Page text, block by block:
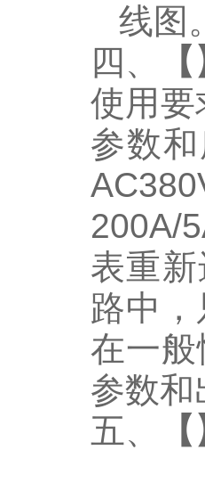
线图
四、
【
使用要
参数
200A/
表重
路中，
在一
参数和
五、
【